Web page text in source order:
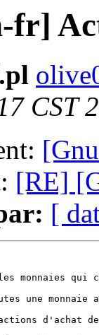
fr]
CST
[RE]
[
monnaies qui
une
d'achat